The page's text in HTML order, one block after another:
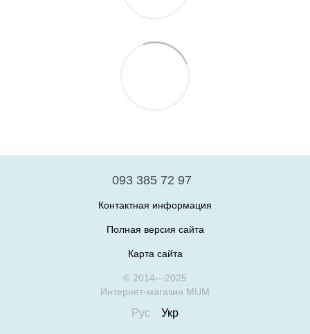
093 385 72 97
Контактная информация
Полная версия сайта
Карта сайта
© 2014—2025
Интернет-магазин MUM
Рус Укр